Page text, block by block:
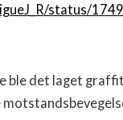
status/
ble det laget